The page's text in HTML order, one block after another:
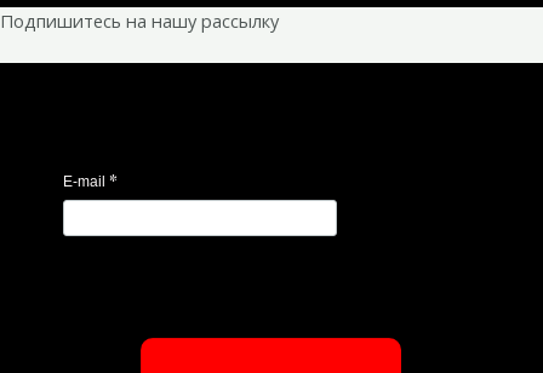
Подпишитесь на нашу рассылку
E-mail *